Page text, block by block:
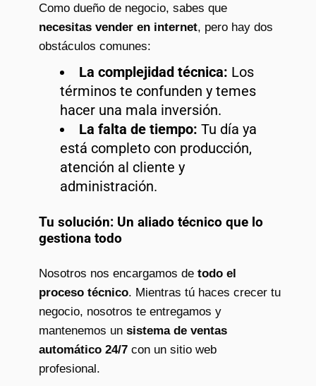
Como dueño de negocio, sabes que
necesitas vender en internet, pero hay dos
obstáculos comunes:
La complejidad técnica: Los
términos te confunden y temes
hacer una mala inversión.
La falta de tiempo: Tu día ya
está completo con producción,
atención al cliente y
administración.
Tu solución: Un aliado técnico que lo
gestiona todo
Nosotros nos encargamos de todo el
proceso técnico. Mientras tú haces crecer tu
negocio, nosotros te entregamos y
mantenemos un sistema de ventas
automático 24/7 con un sitio web
profesional.